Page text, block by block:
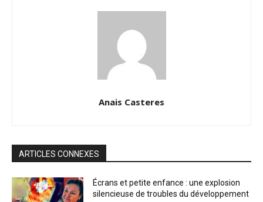
Anais Casteres
ARTICLES CONNEXES
Écrans et petite enfance : une explosion
silencieuse de troubles du développement